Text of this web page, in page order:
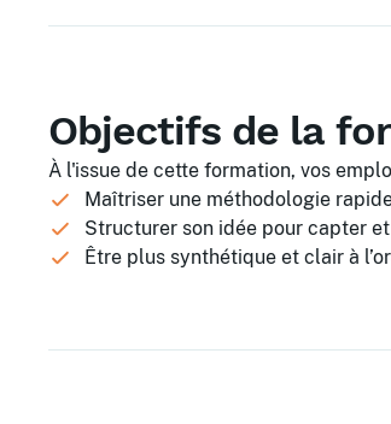
Objectifs de la
À l'issue de cette formation, vos
Maîtriser une méthodologie
Structurer son idée pour capter
Être plus synthétique et clair à